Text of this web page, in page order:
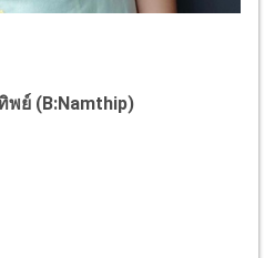
พย์ (B:Namthip)